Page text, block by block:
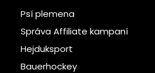
Psí plemena
Správa Affiliate kampaní
Hejduksport
Bauerhockey